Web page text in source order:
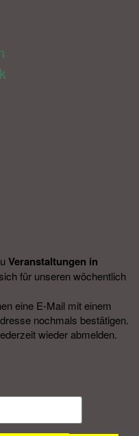
Veranstal­tungen in
für unseren wöchentlich
eine E-Mail mit einem
nochmals bestätigen.
wieder abmelden.​